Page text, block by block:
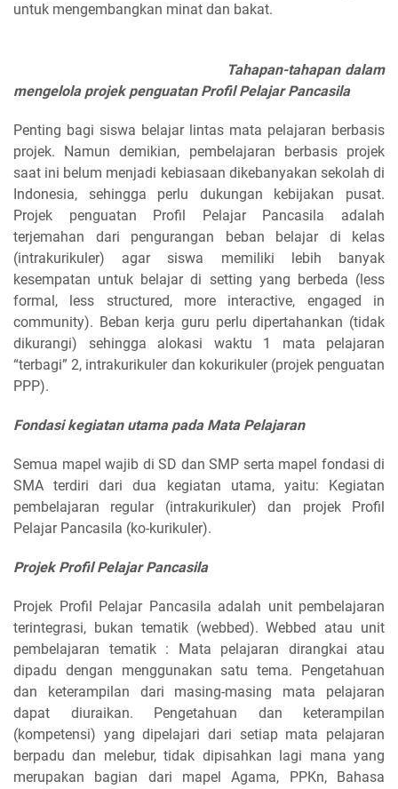
untuk mengembangkan minat dan bakat.
Tahapan-tahapan dalam
mengelola projek penguatan Profil Pelajar Pancasila
Penting bagi siswa belajar lintas mata pelajaran berbasis
projek. Namun demikian, pembelajaran berbasis projek
saat ini belum menjadi kebiasaan dikebanyakan sekolah di
Indonesia, sehingga perlu dukungan kebijakan pusat.
Projek penguatan Profil Pelajar Pancasila adalah
terjemahan dari pengurangan beban belajar di kelas
(intrakurikuler) agar siswa memiliki lebih banyak
kesempatan untuk belajar di setting yang berbeda (less
formal, less structured, more interactive, engaged in
community). Beban kerja guru perlu dipertahankan (tidak
dikurangi) sehingga alokasi waktu 1 mata pelajaran
“terbagi” 2, intrakurikuler dan kokurikuler (projek penguatan
PPP).
Fondasi kegiatan utama pada Mata Pelajaran
Semua mapel wajib di SD dan SMP serta mapel fondasi di
SMA terdiri dari dua kegiatan utama, yaitu: Kegiatan
pembelajaran regular (intrakurikuler) dan projek Profil
Pelajar Pancasila (ko-kurikuler).
Projek Profil Pelajar Pancasila
Projek Profil Pelajar Pancasila adalah unit pembelajaran
terintegrasi, bukan tematik (webbed). Webbed atau unit
pembelajaran tematik : Mata pelajaran dirangkai atau
dipadu dengan menggunakan satu tema. Pengetahuan
dan keterampilan dari masing-masing mata pelajaran
dapat diuraikan. Pengetahuan dan keterampilan
(kompetensi) yang dipelajari dari setiap mata pelajaran
berpadu dan melebur, tidak dipisahkan lagi mana yang
merupakan bagian dari mapel Agama, PPKn, Bahasa